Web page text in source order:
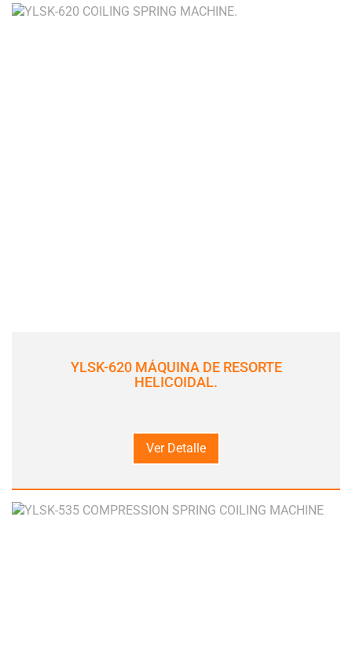
YLSK-620 MÁQUINA DE RESORTE
HELICOIDAL.
Ver Detalle